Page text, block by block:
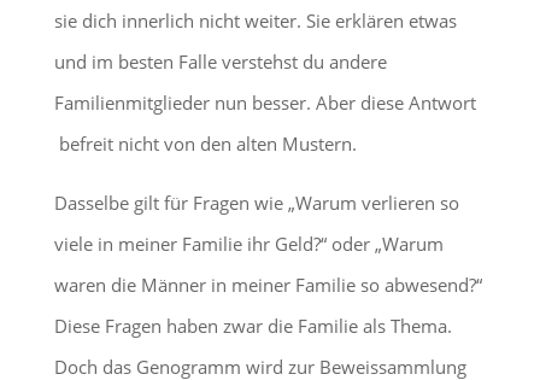
sie dich innerlich nicht weiter. Sie erklären etwas
und im besten Falle verstehst du andere
Familienmitglieder nun besser. Aber diese Antwort
befreit nicht von den alten Mustern.
Dasselbe gilt für Fragen wie „Warum verlieren so
viele in meiner Familie ihr Geld?“ oder „Warum
waren die Männer in meiner Familie so abwesend?“
Diese Fragen haben zwar die Familie als Thema.
Doch das Genogramm wird zur Beweissammlung